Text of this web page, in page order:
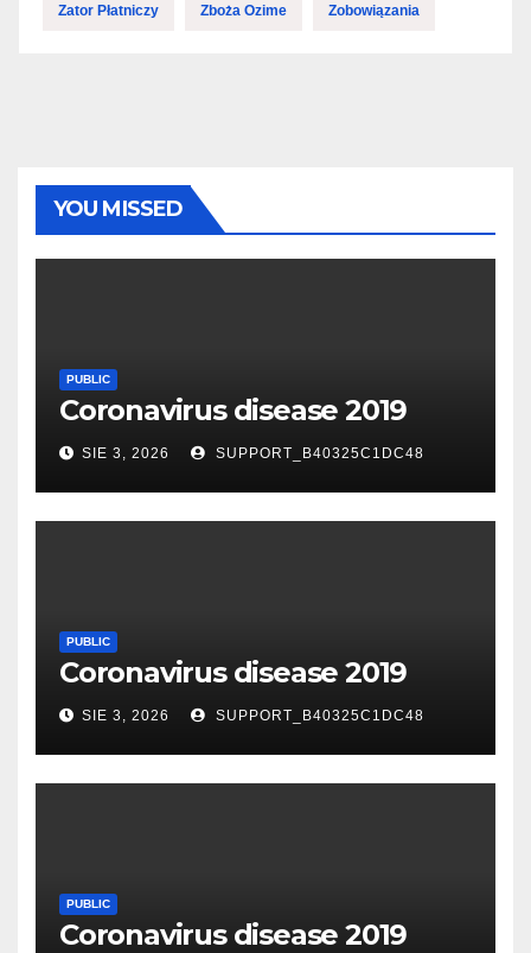
Zator Płatniczy Zboża Ozime Zobowiązania
YOU MISSED
PUBLIC
Coronavirus disease 2019
SIE 3, 2026 SUPPORT_B40325C1DC48
PUBLIC
Coronavirus disease 2019
SIE 3, 2026 SUPPORT_B40325C1DC48
PUBLIC
Coronavirus disease 2019